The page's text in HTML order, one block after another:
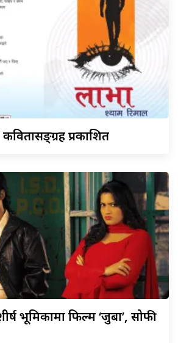
कवितासङ्ग्रह प्रकाशित
भूमिकामा फिल्म ‘जुबा’, सोफी